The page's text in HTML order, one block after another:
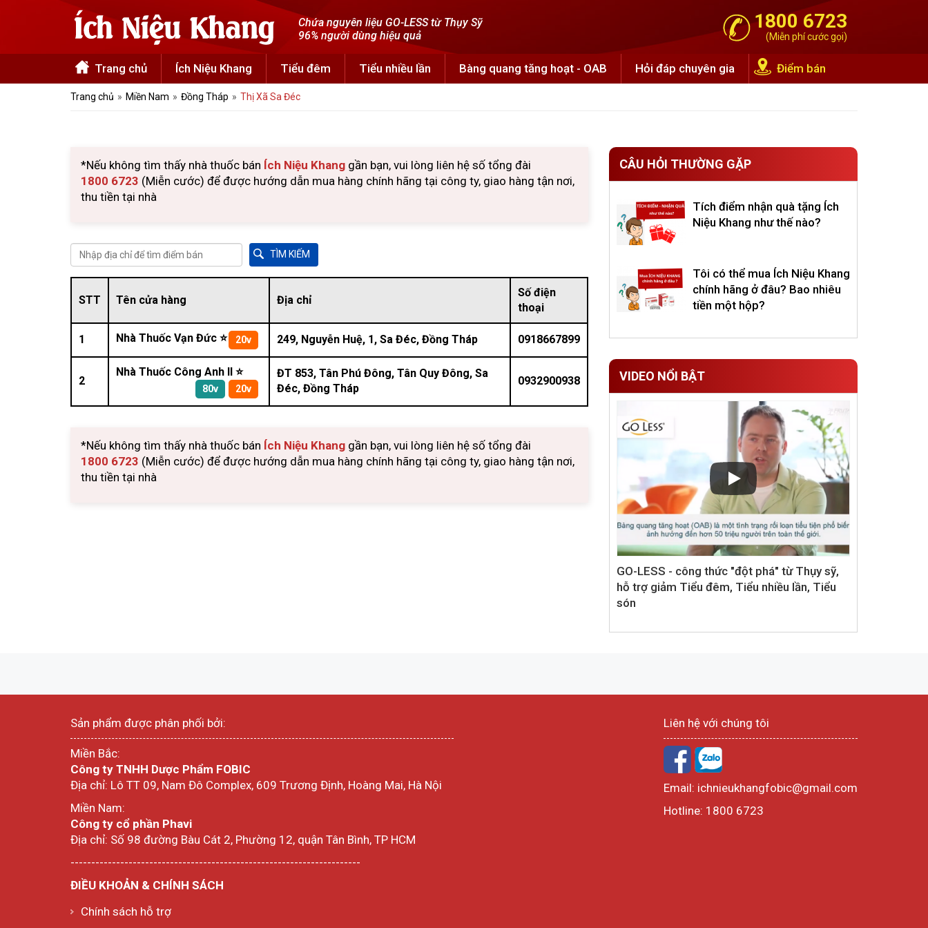
Chứa nguyên liệu GO-LESS từ Thụy Sỹ
96% người dùng hiệu quả
1800 6723
(Miễn phí cước gọi)
Trang chủ Ích Niệu Khang Tiểu đêm Tiểu nhiều lần Bàng quang tăng hoạt - OAB Hỏi đáp chuyên gia Điểm bán
Trang chủ Miền Nam Đồng Tháp Thị Xã Sa Đéc
*Nếu không tìm thấy nhà thuốc bán Ích Niệu Khang gần bạn, vui lòng liên hệ số tổng đài
1800 6723 (Miễn cước) để được hướng dẫn mua hàng chính hãng tại công ty, giao hàng tận nơi,
thu tiền tại nhà
STT Tên cửa hàng Địa chỉ
Số điện
thoại
1 Nhà Thuốc Vạn Đức ⭐ 20v 249, Nguyễn Huệ, 1, Sa Đéc, Đồng Tháp 0918667899
2
Nhà Thuốc Công Anh II ⭐
20v
80v
ĐT 853, Tân Phú Đông, Tân Quy Đông, Sa
Đéc, Đồng Tháp
0932900938
*Nếu không tìm thấy nhà thuốc bán Ích Niệu Khang gần bạn, vui lòng liên hệ số tổng đài
1800 6723 (Miễn cước) để được hướng dẫn mua hàng chính hãng tại công ty, giao hàng tận nơi,
thu tiền tại nhà
CÂU HỎI THƯỜNG GẶP
Tích điểm nhận quà tặng Ích
Niệu Khang như thế nào?
Tôi có thể mua Ích Niệu Khang
chính hãng ở đâu? Bao nhiêu
tiền một hộp?
VIDEO NỔI BẬT
GO-LESS - công thức "đột phá" từ Thụy sỹ,
hỗ trợ giảm Tiểu đêm, Tiểu nhiều lần, Tiểu
són
Sản phẩm được phân phối bởi:
Miền Bắc:
Công ty TNHH Dược Phẩm FOBIC
Địa chỉ: Lô TT 09, Nam Đô Complex, 609 Trương Định, Hoàng Mai, Hà Nội
Miền Nam:
Công ty cổ phần Phavi
Địa chỉ: Số 98 đường Bàu Cát 2, Phường 12, quận Tân Bình, TP HCM
----------------------------------------------------------------------
ĐIỀU KHOẢN & CHÍNH SÁCH
Chính sách hỗ trợ
Liên hệ với chúng tôi
Email: ichnieukhangfobic@gmail.com
Hotline: 1800 6723